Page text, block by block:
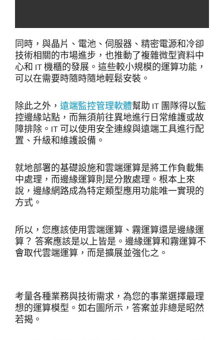
同時，與晶片、電池、伺服器、精密電源和冷卻
技術相關的市場進步，也推動了複雜微型資料中
心和 IT 機櫃的發展。這些較小規模的運算功能，
可以在需要時隨時隨地輕鬆安裝。
除此之外， 遠端監控管理軟體幫助 IT 團隊得以監
控邊緣站點，而無須前往異地進行日常維護或故
障排除。IT 可以使用安全連線與遠端工具進行配
置、升級和維護設備。
就地部署的基礎設施和雲端運算是將工作負載集
中處理，而邊緣運算則是分散處理。根本上來
說，邊緣網路成為特定類型應用功能唯一實現的
方式。
所以，您應該使用雲端運算、霧運算還是邊緣運
算？ 答案應該是以上皆是。邊緣運算和霧運算不
會取代雲端運算，而是擴展並強化之。
考量各種業務與技術需求，為您的事業選擇最理
想的運算模型。如右圖所示，答案並非總是昭然
若揭。